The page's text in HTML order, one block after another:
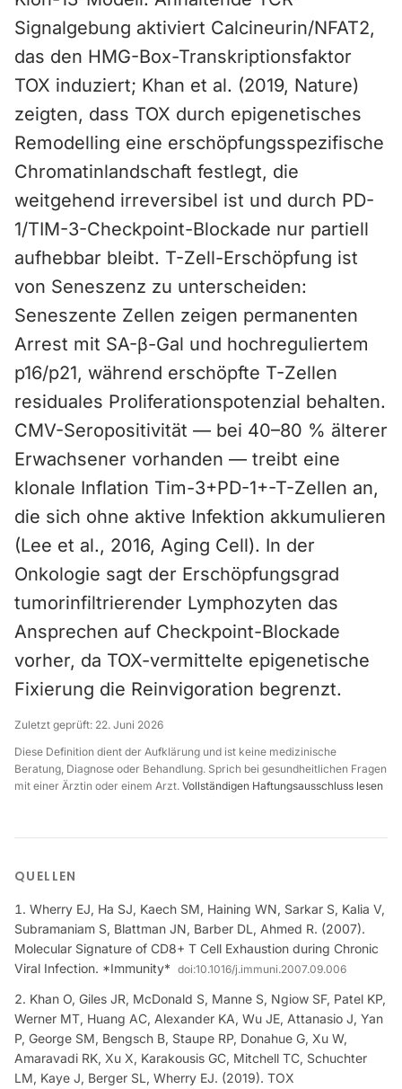
Signalgebung aktiviert Calcineurin/NFAT2,
das den HMG-Box-Transkriptionsfaktor
TOX induziert; Khan et al. (2019, Nature)
zeigten, dass TOX durch epigenetisches
Remodelling eine erschöpfungsspezifische
Chromatinlandschaft festlegt, die
weitgehend irreversibel ist und durch PD-
1/TIM-3-Checkpoint-Blockade nur partiell
aufhebbar bleibt. T-Zell-Erschöpfung ist
von Seneszenz zu unterscheiden:
Seneszente Zellen zeigen permanenten
Arrest mit SA-β-Gal und hochreguliertem
p16/p21, während erschöpfte T-Zellen
residuales Proliferationspotenzial behalten.
CMV-Seropositivität — bei 40–80 % älterer
Erwachsener vorhanden — treibt eine
klonale Inflation Tim-3+PD-1+-T-Zellen an,
die sich ohne aktive Infektion akkumulieren
(Lee et al., 2016, Aging Cell). In der
Onkologie sagt der Erschöpfungsgrad
tumorinfiltrierender Lymphozyten das
Ansprechen auf Checkpoint-Blockade
vorher, da TOX-vermittelte epigenetische
Fixierung die Reinvigoration begrenzt.
Zuletzt geprüft: 22. Juni 2026
Diese Definition dient der Aufklärung und ist keine medizinische
Beratung, Diagnose oder Behandlung. Sprich bei gesundheitlichen Fragen
mit einer Ärztin oder einem Arzt. Vollständigen Haftungsausschluss lesen
QUELLEN
Wherry EJ, Ha SJ, Kaech SM, Haining WN, Sarkar S, Kalia V,
Subramaniam S, Blattman JN, Barber DL, Ahmed R. (2007).
Molecular Signature of CD8+ T Cell Exhaustion during Chronic
Viral Infection. *Immunity* doi:10.1016/j.immuni.2007.09.006
Khan O, Giles JR, McDonald S, Manne S, Ngiow SF, Patel KP,
Werner MT, Huang AC, Alexander KA, Wu JE, Attanasio J, Yan
P, George SM, Bengsch B, Staupe RP, Donahue G, Xu W,
Amaravadi RK, Xu X, Karakousis GC, Mitchell TC, Schuchter
LM, Kaye J, Berger SL, Wherry EJ. (2019). TOX